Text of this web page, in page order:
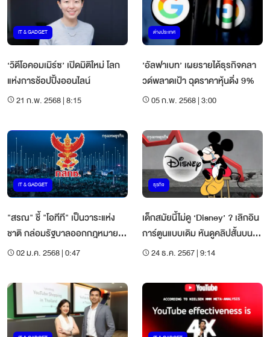
IT & GADGET
‘วิดีโอคอมเมิร์ซ’ เปิดมิติใหม่ โลก
แห่งการช้อปปิ้งออนไลน์
21 ก.พ. 2568 | 8:15
ต่างประเทศ
’อัลฟาเบท’ เผยรายได้ธุรกิจคลา
วด์พลาดเป้า ฉุดราคาหุ้นดิ่ง 9%
05 ก.พ. 2568 | 3:00
IT & GADGET
"สรณ" ชี้ "โอทีที" เป็นวาระแห่ง
ชาติ กล่อมรัฐบาลออกกฎหมาย
คุมแพลตฟอร์ม
02 ม.ค. 2568 | 0:47
ธุรกิจ
เด็กสมัยนี้ไม่ดู ‘Disney’ ? เลิกอิน
การ์ตูนแบบเดิม หันดูคลิปสั้นบน
YouTube แทน
24 ธ.ค. 2567 | 9:14